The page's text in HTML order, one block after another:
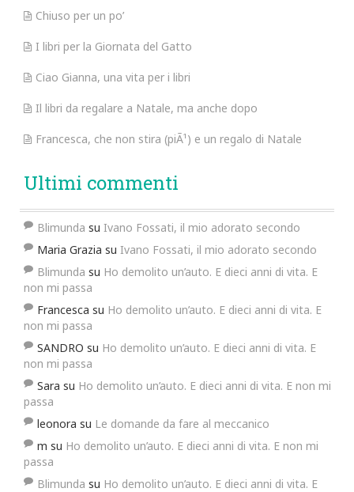
Chiuso per un po’
I libri per la Giornata del Gatto
Ciao Gianna, una vita per i libri
Il libri da regalare a Natale, ma anche dopo
Francesca, che non stira (piÃ¹) e un regalo di Natale
Ultimi commenti
Blimunda su Ivano Fossati, il mio adorato secondo
Maria Grazia su Ivano Fossati, il mio adorato secondo
Blimunda su Ho demolito un’auto. E dieci anni di vita. E
non mi passa
Francesca su Ho demolito un’auto. E dieci anni di vita. E
non mi passa
SANDRO su Ho demolito un’auto. E dieci anni di vita. E
non mi passa
Sara su Ho demolito un’auto. E dieci anni di vita. E non mi
passa
leonora su Le domande da fare al meccanico
m su Ho demolito un’auto. E dieci anni di vita. E non mi
passa
Blimunda su Ho demolito un’auto. E dieci anni di vita. E